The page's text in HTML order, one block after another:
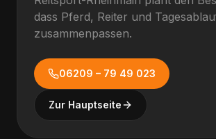
dass Pferd, Reiter und
zusammenpassen.
06209 – 79 49 023
Zur Hauptseite